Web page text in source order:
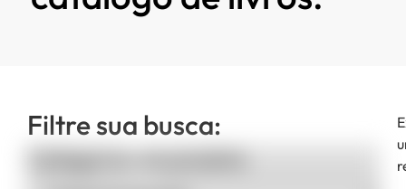
Filtre sua busca:
Categorias de produto